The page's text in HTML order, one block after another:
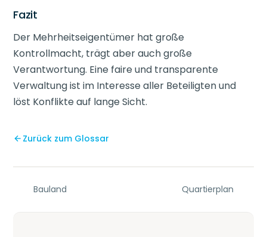
Fazit
Der Mehrheitseigentümer hat große
Kontrollmacht, trägt aber auch große
Verantwortung. Eine faire und transparente
Verwaltung ist im Interesse aller Beteiligten und
löst Konflikte auf lange Sicht.
Zurück zum Glossar
Bauland Quartierplan